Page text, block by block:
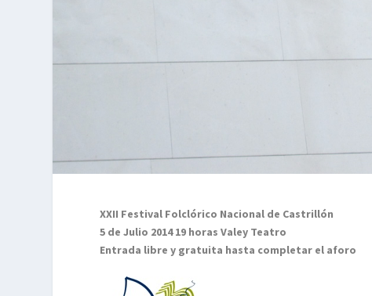
XXII Festival Folclórico Nacional de Castrillón
5 de Julio 2014 19 horas Valey Teatro
Entrada libre y gratuita hasta completar el aforo